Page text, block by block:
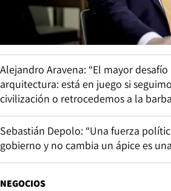
Alejandro Aravena: “El mayor
arquitectura: está en juego si
civilización o retrocedemos a la
Sebastián Depolo: “Una fuerza
gobierno y no cambia un ápice es
NEGOCIOS